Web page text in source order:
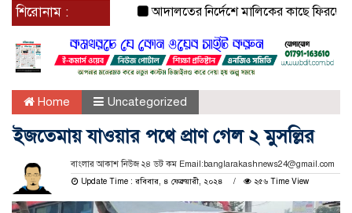
শিরোনাম : আদালতের নির্দেশে মালিকের কাছে ফিরছে
Home Uncategorized
ইজতেমায় যাওয়ার পথে প্রাণ গেল ২ মুসল্লির
বাংলার আকাশ নিউজ ২৪ ডট কম Email:banglarakashnews24@gmail.com
Update Time : রবিবার, ৪ ফেব্রুয়ারী, ২০২৪
২৫৬ Time View